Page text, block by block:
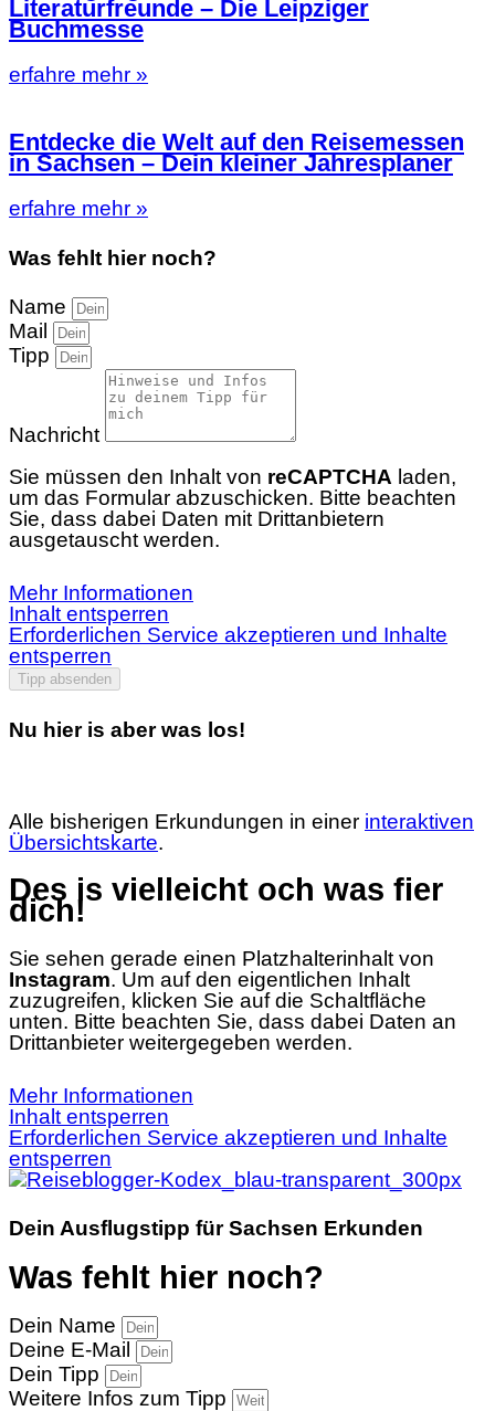
Literaturfreunde – Die Leipziger
Buchmesse
erfahre mehr »
Entdecke die Welt auf den Reisemessen
in Sachsen – Dein kleiner Jahresplaner
erfahre mehr »
Was fehlt hier noch?
Name
Mail
Tipp
Nachricht
Sie müssen den Inhalt von reCAPTCHA laden,
um das Formular abzuschicken. Bitte beachten
Sie, dass dabei Daten mit Drittanbietern
ausgetauscht werden.
Mehr Informationen
Inhalt entsperren
Erforderlichen Service akzeptieren und Inhalte
entsperren
Tipp absenden
Nu hier is aber was los!
Alle bisherigen Erkundungen in einer interaktiven
Übersichtskarte.
Des is vielleicht och was fier
dich!
Sie sehen gerade einen Platzhalterinhalt von
Instagram. Um auf den eigentlichen Inhalt
zuzugreifen, klicken Sie auf die Schaltfläche
unten. Bitte beachten Sie, dass dabei Daten an
Drittanbieter weitergegeben werden.
Mehr Informationen
Inhalt entsperren
Erforderlichen Service akzeptieren und Inhalte
entsperren
Dein Ausflugstipp für Sachsen Erkunden
Was fehlt hier noch?
Dein Name
Deine E-Mail
Dein Tipp
Weitere Infos zum Tipp